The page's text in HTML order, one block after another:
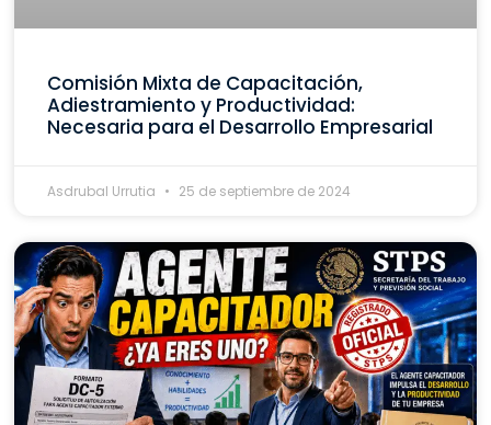
Comisión Mixta de Capacitación,
Adiestramiento y Productividad:
Necesaria para el Desarrollo Empresarial
Asdrubal Urrutia 25 de septiembre de 2024